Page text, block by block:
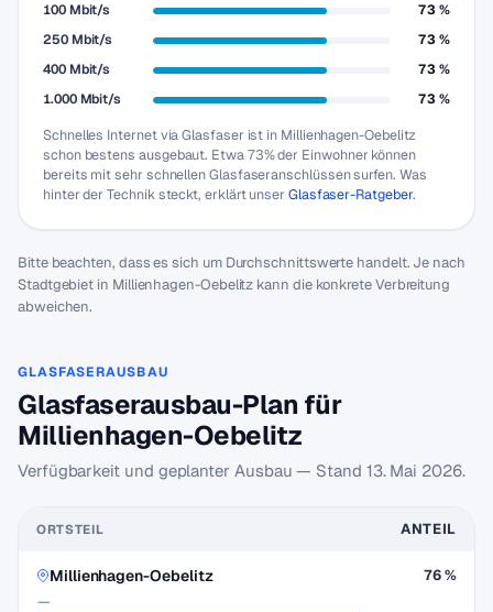
100 Mbit/s
73 %
250 Mbit/s
73 %
400 Mbit/s
73 %
1.000 Mbit/s
73 %
Schnelles Internet via Glasfaser ist in Millienhagen-Oebelitz
schon bestens ausgebaut. Etwa 73% der Einwohner können
bereits mit sehr schnellen Glasfaseranschlüssen surfen. Was
hinter der Technik steckt, erklärt unser Glasfaser-Ratgeber.
Bitte beachten, dass es sich um Durchschnittswerte handelt. Je nach
Stadtgebiet in Millienhagen-Oebelitz kann die konkrete Verbreitung
abweichen.
GLASFASERAUSBAU
Glasfaserausbau-Plan für
Millienhagen-Oebelitz
Verfügbarkeit und geplanter Ausbau — Stand 13. Mai 2026.
ORTSTEIL ANTEIL
Millienhagen-Oebelitz
—
76 %